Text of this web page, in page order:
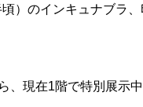
）のインキュナブラ
現在1階で特別展示